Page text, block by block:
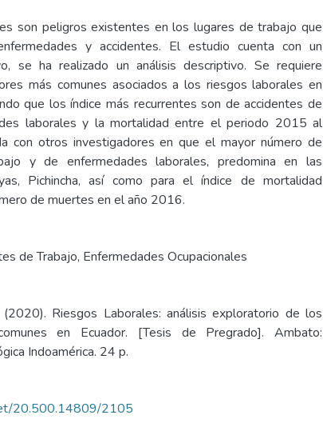
son peligros existentes en los lugares de trabajo que
y accidentes. El estudio cuenta con un
se ha realizado un análisis descriptivo. Se requiere
más comunes asociados a los riesgos laborales en
que los índice más recurrentes son de accidentes de
laborales y la mortalidad entre el periodo 2015 al
con otros investigadores en que el mayor número de
y de enfermedades laborales, predomina en las
Pichincha, así como para el índice de mortalidad
de muertes en el año 2016.
de Trabajo, Enfermedades Ocupacionales
Riesgos Laborales: análisis exploratorio de los
en Ecuador. [Tesis de Pregrado]. Ambato:
Indoamérica. 24 p.
20.500.14809/2105